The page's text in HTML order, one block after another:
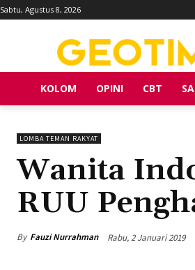
Sabtu, Agustus 8, 2026
KOLOM OPINI CBT
LOMBA TEMAN RAKYAT
Wanita
RUU
By Fauzi Nurrahman Rabu, 2 Januari 2019